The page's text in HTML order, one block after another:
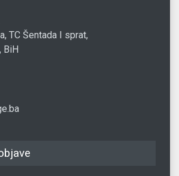
TC Šentada I sprat,
BiH